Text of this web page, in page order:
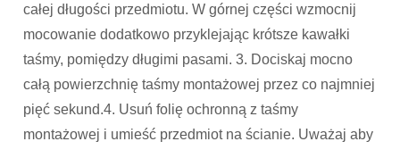
całej długości przedmiotu. W górnej części wzmocnij
mocowanie dodatkowo przyklejając krótsze kawałki
taśmy, pomiędzy długimi pasami. 3. Dociskaj mocno
całą powierzchnię taśmy montażowej przez co najmniej
pięć sekund.4. Usuń folię ochronną z taśmy
montażowej i umieść przedmiot na ścianie. Uważaj aby